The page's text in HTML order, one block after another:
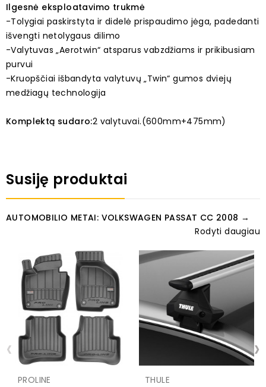
Ilgesnė eksploatavimo trukmė
-Tolygiai paskirstyta ir didelė prispaudimo jėga, padedanti
išvengti netolygaus dilimo
-Valytuvas „Aerotwin“ atsparus vabzdžiams ir prikibusiam
purvui
-Kruopščiai išbandyta valytuvų „Twin“ gumos dviejų
medžiagų technologija
Komplektą sudaro:2 valytuvai.(600mm+475mm)
Susiję produktai
AUTOMOBILIO METAI: VOLKSWAGEN PASSAT CC 2008 →
Rodyti daugiau
PROLINE THULE
‹ ›